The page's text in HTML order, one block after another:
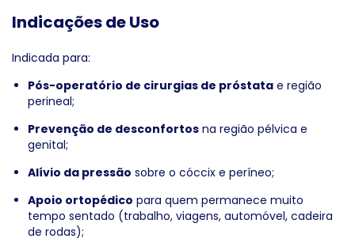
Indicações de Uso
Indicada para:
Pós-operatório de cirurgias de próstata e região
perineal;
Prevenção de desconfortos na região pélvica e
genital;
Alívio da pressão sobre o cóccix e períneo;
Apoio ortopédico para quem permanece muito
tempo sentado (trabalho, viagens, automóvel, cadeira
de rodas);